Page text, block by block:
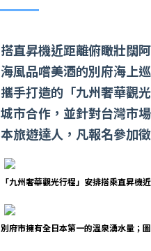
搭直昇機近距離俯瞰壯闊
海風品嚐美酒的別府海上
攜手打造的「九州奢華觀
城市合作，並針對台灣市
本旅遊達人，凡報名參加
「九州奢華觀光行程」安排搭乘直昇機
別府市擁有全日本第一的溫泉湧水量；